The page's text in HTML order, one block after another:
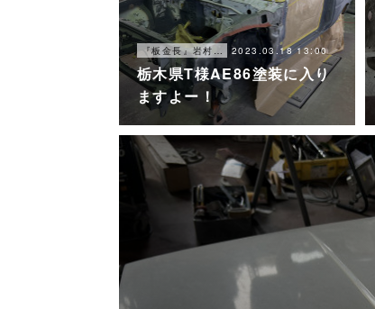
『板金長』岩村ブログ 2023.03.18 13:00
栃木県T様AE86塗装に入り
ますよー！